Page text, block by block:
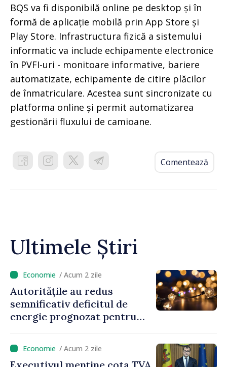
BQS va fi disponibilă online pe desktop și în
formă de aplicație mobilă prin App Store și
Play Store. Infrastructura fizică a sistemului
informatic va include echipamente electronice
în PVFI-uri - monitoare informative, bariere
automatizate, echipamente de citire plăcilor
de înmatriculare. Acestea sunt sincronizate cu
platforma online și permit automatizarea
gestionării fluxului de camioane.
Comentează
Ultimele Știri
/ Acum 2 zile
Autoritățile au redus
semnificativ deficitul de
energie prognozat pentru
/ Acum 2 zile